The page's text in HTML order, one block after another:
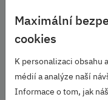
Vozidlo:
Maximální
cookies
K personalizaci obsahu
médií a analýze naší
Informace o tom, jak